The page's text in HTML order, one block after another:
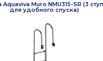
Aquaviva Muro NMU315-SR (3
для удобного спуска)